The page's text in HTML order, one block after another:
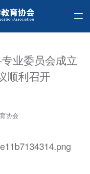
业委员会成立
顺利召开
协会